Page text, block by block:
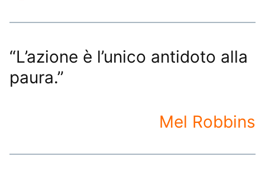
“L’azione è l’unico antidoto alla
paura.”
Mel Robbins